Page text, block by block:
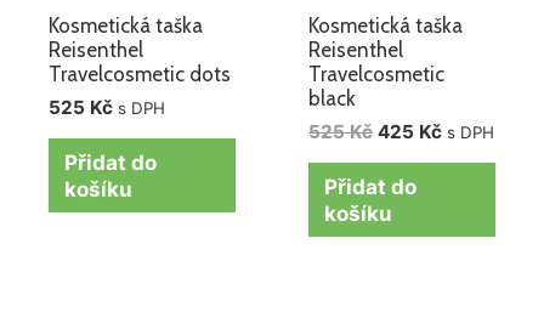
Kosmetická taška
Reisenthel
Travelcosmetic dots
525 Kč s DPH
Přidat do
košíku
Kosmetická taška
Reisenthel
Travelcosmetic
black
525Kč 425 Kč s DPH
Přidat do
košíku